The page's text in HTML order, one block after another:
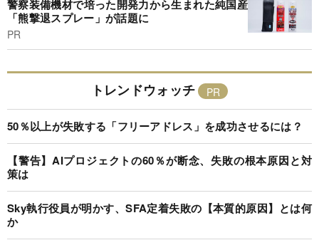
警察装備機材で培った開発力から生まれた純国産
「熊撃退スプレー」が話題に
PR
トレンドウォッチ
50％以上が失敗する「フリーアドレス」を成功させるには？
【警告】AIプロジェクトの60％が断念、失敗の根本原因と対
策は
Sky執行役員が明かす、SFA定着失敗の【本質的原因】とは何
か